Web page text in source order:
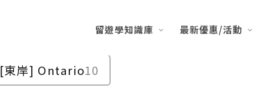
留遊學知識庫 最新優惠/活動
[東岸] Ontario10